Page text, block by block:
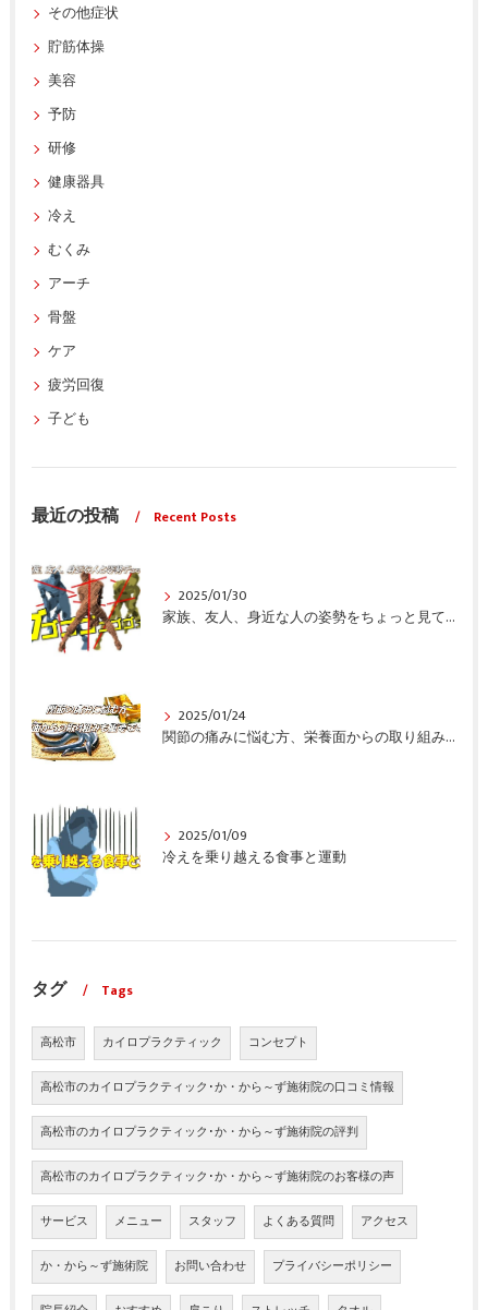
その他症状
貯筋体操
美容
予防
研修
健康器具
冷え
むくみ
アーチ
骨盤
ケア
疲労回復
子ども
最近の投稿 Recent Posts
2025/01/30
家族、友人、身近な人の姿勢をちょっと見てみませんか？
2025/01/24
関節の痛みに悩む方、栄養面からの取り組みも重要ですよ！
2025/01/09
冷えを乗り越える食事と運動
タグ Tags
高松市 カイロプラクティック コンセプト
高松市のカイロプラクティック･か・から～ず施術院の口コミ情報
高松市のカイロプラクティック･か・から～ず施術院の評判
高松市のカイロプラクティック･か・から～ず施術院のお客様の声
サービス メニュー スタッフ よくある質問 アクセス
か・から～ず施術院 お問い合わせ プライバシーポリシー